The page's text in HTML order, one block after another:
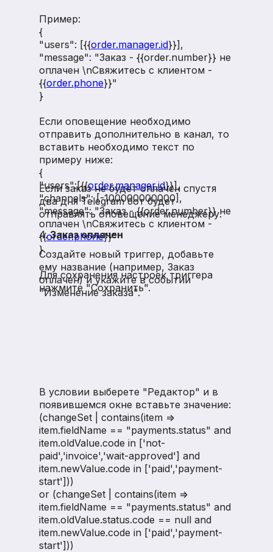
Пример:
{
"users": [{{order.manager.id}}],
"message": "Заказ - {{order.number}} не
оплачен \nСвяжитесь с клиентом -
{{order.phone}}"
}
Если оповещение необходимо
отправить дополнительно в канал, то
вставить необходимо текст по
примеру ниже:
{
"users":[{{order.manager.id}}],
"channels": [-100000000000],
"message": "Заказ - {{order.number}} не
оплачен \nСвяжитесь с клиентом -
{{order.phone}}"
}
Для сохранения настроек триггера
нажмите "Сохранить".
Если заказ не будет оплачен спустя
два дня Telegram бот будет
отправлять оповещение менеджеру.
4.Заказ оплачен
Создайте новый триггер, добавьте
ему название (например, Заказ
оплачен) и укажите в событии
"Изменение заказа".
В условии выберете "Редактор" и в
появившемся окне вставьте значение:
(changeSet | contains(item =>
item.fieldName == "payments.status" and
item.oldValue.code in ['not-
paid','invoice','wait-approved'] and
item.newValue.code in ['paid','payment-
start']))
or (changeSet | contains(item =>
item.fieldName == "payments.status" and
item.oldValue.status.code == null and
item.newValue.code in ['paid','payment-
start']))